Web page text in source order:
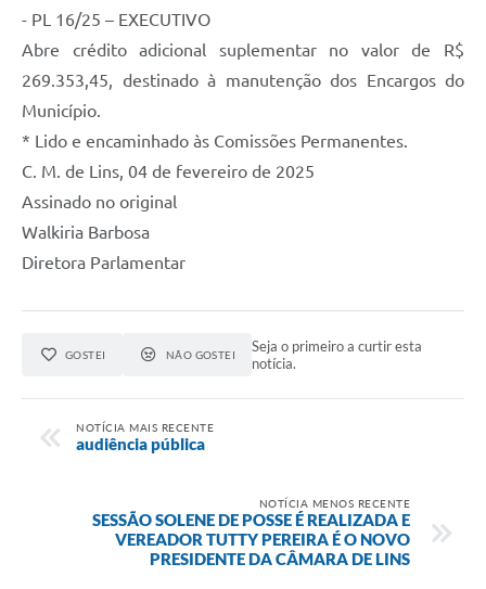
- PL 16/25 – EXECUTIVO
Abre crédito adicional suplementar no valor de R$
269.353,45, destinado à manutenção dos Encargos do
Município.
* Lido e encaminhado às Comissões Permanentes.
C. M. de Lins, 04 de fevereiro de 2025
Assinado no original
Walkiria Barbosa
Diretora Parlamentar
GOSTEI NÃO GOSTEI
Seja o primeiro a curtir esta
notícia.
NOTÍCIA MAIS RECENTE
audiência pública
NOTÍCIA MENOS RECENTE
SESSÃO SOLENE DE POSSE É REALIZADA E
VEREADOR TUTTY PEREIRA É O NOVO
PRESIDENTE DA CÂMARA DE LINS